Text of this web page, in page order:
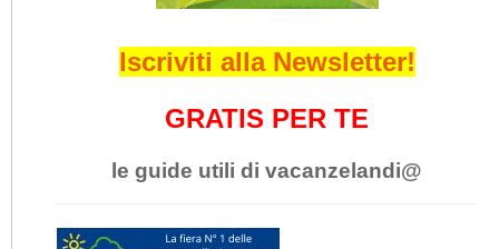
Iscriviti alla Newsletter!
GRATIS PER TE
le guide utili di vacanzelandi@